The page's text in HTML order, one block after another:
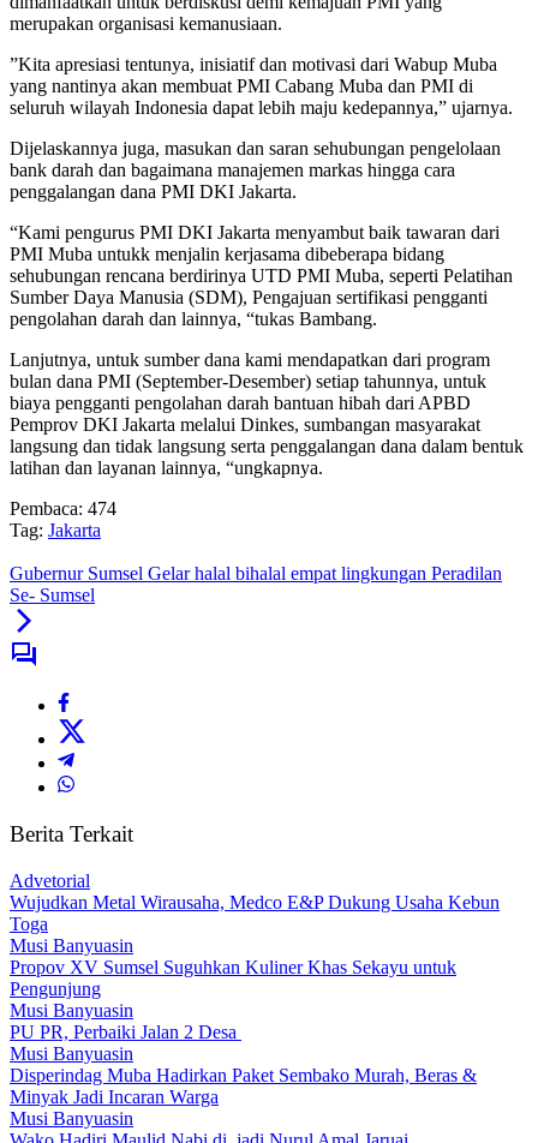
merupakan organisasi kemanusiaan.
”Kita apresiasi tentunya, inisiatif dan motivasi dari Wabup Muba
yang nantinya akan membuat PMI Cabang Muba dan PMI di
seluruh wilayah Indonesia dapat lebih maju kedepannya,” ujarnya.
Dijelaskannya juga, masukan dan saran sehubungan pengelolaan
bank darah dan bagaimana manajemen markas hingga cara
penggalangan dana PMI DKI Jakarta.
“Kami pengurus PMI DKI Jakarta menyambut baik tawaran dari
PMI Muba untukk menjalin kerjasama dibeberapa bidang
sehubungan rencana berdirinya UTD PMI Muba, seperti Pelatihan
Sumber Daya Manusia (SDM), Pengajuan sertifikasi pengganti
pengolahan darah dan lainnya, “tukas Bambang.
Lanjutnya, untuk sumber dana kami mendapatkan dari program
bulan dana PMI (September-Desember) setiap tahunnya, untuk
biaya pengganti pengolahan darah bantuan hibah dari APBD
Pemprov DKI Jakarta melalui Dinkes, sumbangan masyarakat
langsung dan tidak langsung serta penggalangan dana dalam bentuk
latihan dan layanan lainnya, “ungkapnya.
Pembaca: 474
Tag: Jakarta
Gubernur Sumsel Gelar halal bihalal empat lingkungan Peradilan
Se- Sumsel
Berita Terkait
Advetorial
Wujudkan Metal Wirausaha, Medco E&P Dukung Usaha Kebun
Toga
Musi Banyuasin
Propov XV Sumsel Suguhkan Kuliner Khas Sekayu untuk
Pengunjung
Musi Banyuasin
PU PR, Perbaiki Jalan 2 Desa
Musi Banyuasin
Disperindag Muba Hadirkan Paket Sembako Murah, Beras &
Minyak Jadi Incaran Warga
Musi Banyuasin